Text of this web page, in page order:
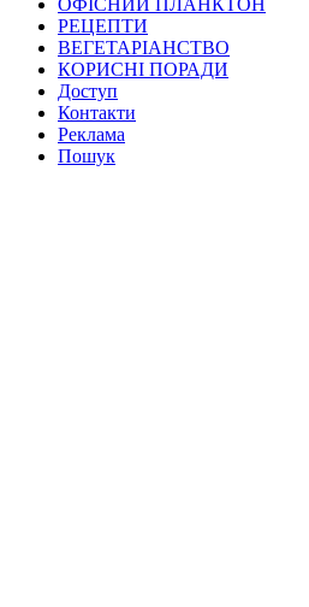
ОФІСНИЙ ПЛАНКТОН
РЕЦЕПТИ
ВЕГЕТАРІАНСТВО
КОРИСНІ ПОРАДИ
Доступ
Контакти
Реклама
Пошук